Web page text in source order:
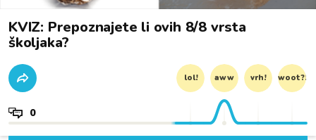
KVIZ: Prepoznajete li ovih 8/8 vrsta
školjaka?
lol! aww vrh! woot?!
0